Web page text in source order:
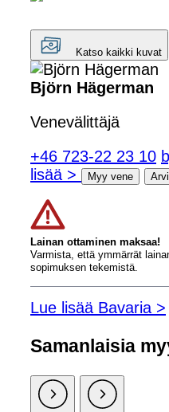
Katso kaikki kuvat
Björn Hägerman
Venevälittäjä
+46 723-22 23 10
lisää >
Myy vene
Lainan ottaminen maksaa!
Varmista, että ymmärrät
sopimuksen tekemistä.
Lue lisää Bavaria >
Samanlaisia